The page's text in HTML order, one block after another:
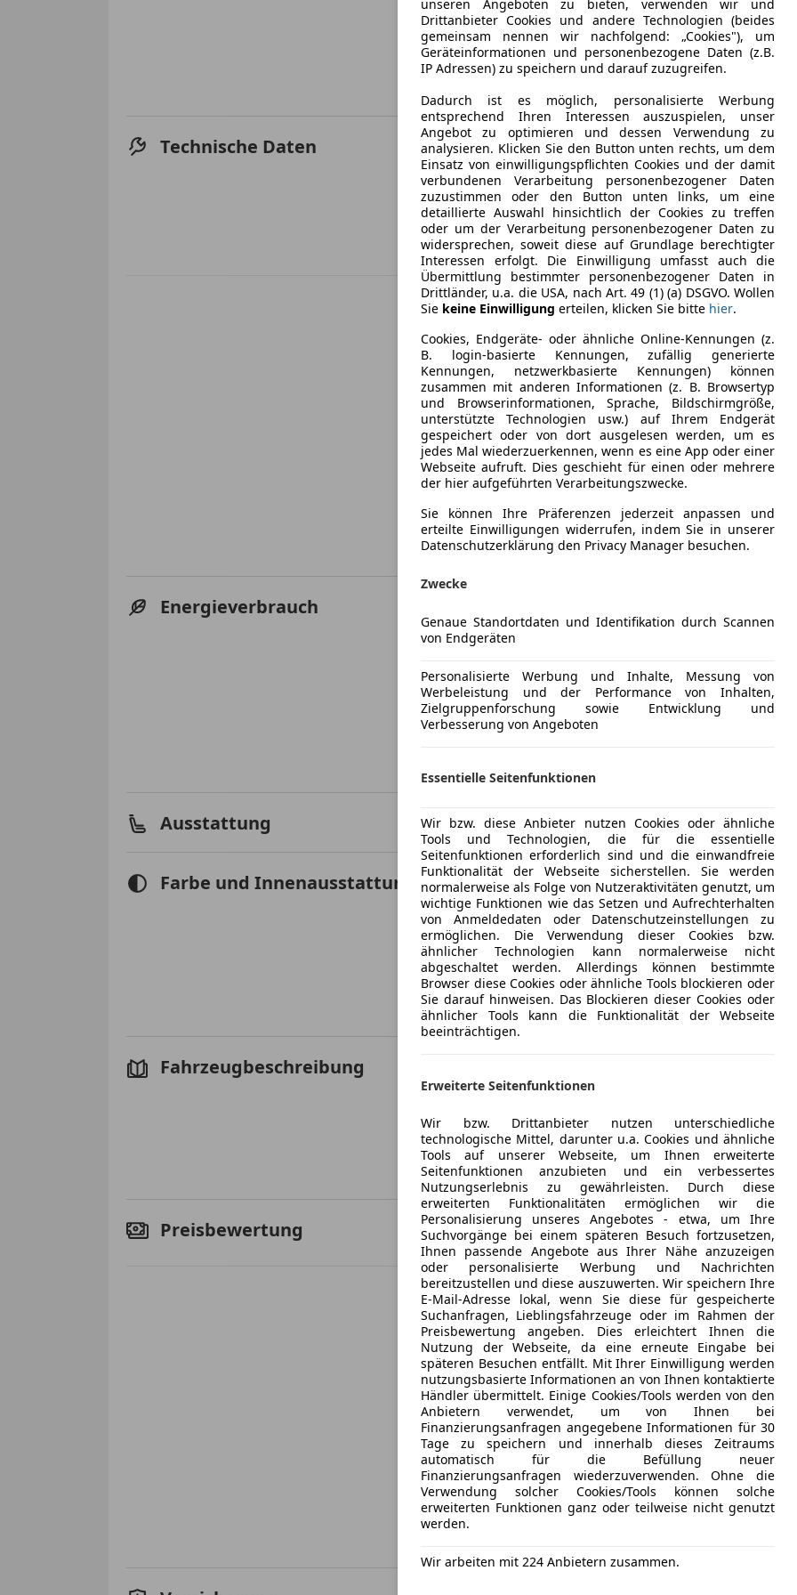
Fahrzeughalter
1
Scheckheftgepflegt
Ja
Nichtraucherfahrzeug
Technische Daten Leistung
200 kW
Getriebe
Hubraum
1 498 cm³
Leergewicht
1 879 kg
Energieverbrauch
Umweltplakette
Kraftstoff
Elektro/
Anderer Energieträger
Strom
CO₂-Emissionen
10 g/km
Ausstattung Komfort
3-Zonen-
360°
Armlehne
Einparkhilfe
Elektrische
Schiebedach
Sitzheizung
Start/Stop-
teilb.
Unterhaltung/Media
Android
Apple
Bluetooth
DAB-Radio
MP3
Radio
USB
Sicherheit
Mehr anzeigen
Farbe und Innenausstattung Außenfarbe
Weiß
Farbe laut Hersteller
Oryxweiß
Lackierung
Metallic
Farbe der Innenausstattung
Schwarz
Innenausstattung
Teilleder
Fahrzeugbeschreibung
+++ Besichtigungen nur nach Terminvereinbarung
Regelungssysteme: Adaptive Fahrwerksregelung
Anhängerrangierassistent, Einparkhilfe:
Fahrfähigkeit: fahrtauglich, Antriebsart: Plugin-
Verglasung: Privacy Glass (Heckscheibe und
abgedunkelt), Tageszulassung, Zustand:
Preisbewertung Mehr anzeigen
unseren Angeboten zu bieten, verwenden wir und
Drittanbieter Cookies und andere Technologien (beides
gemeinsam nennen wir nachfolgend: „Cookies"), um
Geräteinformationen und personenbezogene Daten (z.B.
IP Adressen) zu speichern und darauf zuzugreifen.
Dadurch ist es möglich, personalisierte Werbung
entsprechend Ihren Interessen auszuspielen, unser
Angebot zu optimieren und dessen Verwendung zu
analysieren. Klicken Sie den Button unten rechts, um dem
Einsatz von einwilligungspflichten Cookies und der damit
verbundenen Verarbeitung personenbezogener Daten
zuzustimmen oder den Button unten links, um eine
detaillierte Auswahl hinsichtlich der Cookies zu treffen
oder um der Verarbeitung personenbezogener Daten zu
widersprechen, soweit diese auf Grundlage berechtigter
Interessen erfolgt. Die Einwilligung umfasst auch die
Übermittlung bestimmter personenbezogener Daten in
Drittländer, u.a. die USA, nach Art. 49 (1) (a) DSGVO. Wollen
Sie keine Einwilligung erteilen, klicken Sie bitte hier.
Cookies, Endgeräte- oder ähnliche Online-Kennungen (z.
B. login-basierte Kennungen, zufällig generierte
Kennungen, netzwerkbasierte Kennungen) können
zusammen mit anderen Informationen (z. B. Browsertyp
und Browserinformationen, Sprache, Bildschirmgröße,
unterstützte Technologien usw.) auf Ihrem Endgerät
gespeichert oder von dort ausgelesen werden, um es
jedes Mal wiederzuerkennen, wenn es eine App oder einer
Webseite aufruft. Dies geschieht für einen oder mehrere
der hier aufgeführten Verarbeitungszwecke.
Sie können Ihre Präferenzen jederzeit anpassen und
erteilte Einwilligungen widerrufen, indem Sie in unserer
Datenschutzerklärung den Privacy Manager besuchen.
Zwecke
Genaue Standortdaten und Identifikation durch Scannen
von Endgeräten
Personalisierte Werbung und Inhalte, Messung von
Werbeleistung und der Performance von Inhalten,
Zielgruppenforschung sowie Entwicklung und
Verbesserung von Angeboten
Essentielle Seitenfunktionen
Wir bzw. diese Anbieter nutzen Cookies oder ähnliche
Tools und Technologien, die für die essentielle
Seitenfunktionen erforderlich sind und die einwandfreie
Funktionalität der Webseite sicherstellen. Sie werden
normalerweise als Folge von Nutzeraktivitäten genutzt, um
wichtige Funktionen wie das Setzen und Aufrechterhalten
von Anmeldedaten oder Datenschutzeinstellungen zu
ermöglichen. Die Verwendung dieser Cookies bzw.
ähnlicher Technologien kann normalerweise nicht
abgeschaltet werden. Allerdings können bestimmte
Browser diese Cookies oder ähnliche Tools blockieren oder
Sie darauf hinweisen. Das Blockieren dieser Cookies oder
ähnlicher Tools kann die Funktionalität der Webseite
beeinträchtigen.
Erweiterte Seitenfunktionen
Wir bzw. Drittanbieter nutzen unterschiedliche
technologische Mittel, darunter u.a. Cookies und ähnliche
Tools auf unserer Webseite, um Ihnen erweiterte
Seitenfunktionen anzubieten und ein verbessertes
Nutzungserlebnis zu gewährleisten. Durch diese
erweiterten Funktionalitäten ermöglichen wir die
Personalisierung unseres Angebotes - etwa, um Ihre
Suchvorgänge bei einem späteren Besuch fortzusetzen,
Ihnen passende Angebote aus Ihrer Nähe anzuzeigen
oder personalisierte Werbung und Nachrichten
bereitzustellen und diese auszuwerten. Wir speichern Ihre
E-Mail-Adresse lokal, wenn Sie diese für gespeicherte
Suchanfragen, Lieblingsfahrzeuge oder im Rahmen der
Preisbewertung angeben. Dies erleichtert Ihnen die
Nutzung der Webseite, da eine erneute Eingabe bei
späteren Besuchen entfällt. Mit Ihrer Einwilligung werden
nutzungsbasierte Informationen an von Ihnen kontaktierte
Händler übermittelt. Einige Cookies/Tools werden von den
Anbietern verwendet, um von Ihnen bei
Finanzierungsanfragen angegebene Informationen für 30
Tage zu speichern und innerhalb dieses Zeitraums
automatisch für die Befüllung neuer
Finanzierungsanfragen wiederzuverwenden. Ohne die
Verwendung solcher Cookies/Tools können solche
erweiterten Funktionen ganz oder teilweise nicht genutzt
werden.
Wir arbeiten mit 224 Anbietern zusammen.